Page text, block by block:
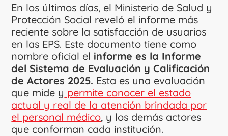
En los últimos días, el Ministerio de Salud y
Protección Social reveló el informe más
reciente sobre la satisfacción de usuarios
en las EPS. Este documento tiene como
nombre oficial el informe es la Informe
del Sistema de Evaluación y Calificación
de Actores 2025. Esta es una evaluación
que mide y permite conocer el estado
actual y real de la atención brindada por
el personal médico, y los demás actores
que conforman cada institución.